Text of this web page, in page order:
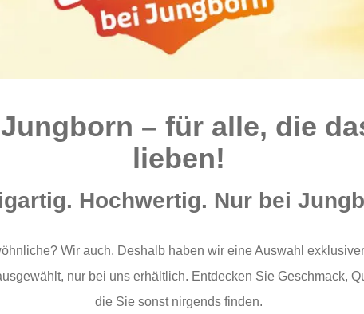
– für alle, die
lieben!
Hochwertig. Nur bei
Wir auch. Deshalb haben wir eine Auswahl
nur bei uns erhältlich. Entdecken Sie Geschmack,
die Sie sonst nirgends finden.